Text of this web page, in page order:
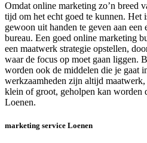
Omdat online marketing zo’n breed
tijd om het echt goed te kunnen. Het
gewoon uit handen te geven aan
bureau. Een goed online marketing
een maatwerk strategie opstellen,
waar de focus op moet gaan liggen.
worden ook de middelen die je gaat
werkzaamheden zijn altijd
klein of groot, geholpen kan worden
Loenen.
marketing service Loenen